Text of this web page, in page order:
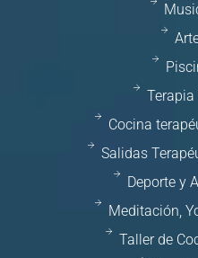
Cocina
Salidas
Deporte y
Meditación,
Taller de